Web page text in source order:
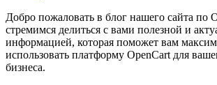
Добро пожаловать в блог нашего сайта по
стремимся делиться с вами полезной и
информацией, которая поможет вам
использовать платформу OpenCart для
бизнеса.